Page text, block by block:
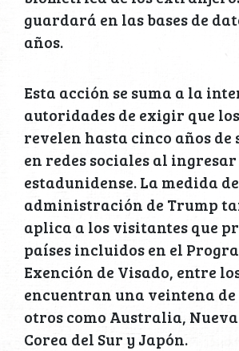
guardará en las bases de
años.
Esta acción se suma a la
autoridades de exigir que
revelen hasta cinco años
en redes sociales al
estadunidense. La medida
administración de Trump
aplica a los visitantes que
países incluidos en el
Exención de Visado, entre
encuentran una veintena de
otros como Australia,
Corea del Sur y Japón.